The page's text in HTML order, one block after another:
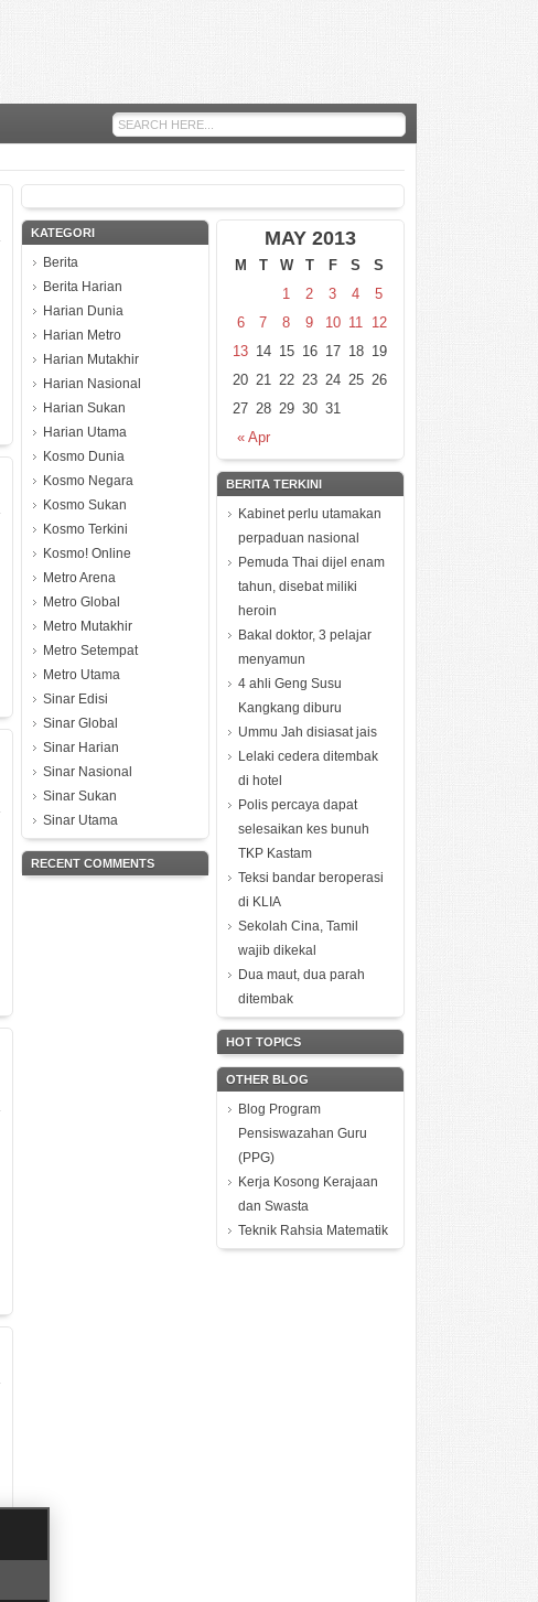
KATEGORI
Berita
Berita Harian
Harian Dunia
Harian Metro
Harian Mutakhir
Harian Nasional
Harian Sukan
Harian Utama
Kosmo Dunia
Kosmo Negara
Kosmo Sukan
Kosmo Terkini
Kosmo! Online
Metro Arena
Metro Global
Metro Mutakhir
Metro Setempat
Metro Utama
Sinar Edisi
Sinar Global
Sinar Harian
Sinar Nasional
Sinar Sukan
Sinar Utama
RECENT COMMENTS
MAY 2013
M T W T F S S
« Apr
1 2 3 4
5
6
7 8 9 10 11 12
13 14 15 16 17 18 19
20 21 22 23 24 25 26
27 28 29 30 31
BERITA TERKINI
Kabinet perlu utamakan
perpaduan nasional
Pemuda Thai dijel enam
tahun, disebat miliki
heroin
Bakal doktor, 3 pelajar
menyamun
4 ahli Geng Susu
Kangkang diburu
Ummu Jah disiasat jais
Lelaki cedera ditembak
di hotel
Polis percaya dapat
selesaikan kes bunuh
TKP Kastam
Teksi bandar beroperasi
di KLIA
Sekolah Cina, Tamil
wajib dikekal
Dua maut, dua parah
ditembak
HOT TOPICS
OTHER BLOG
Blog Program
Pensiswazahan Guru
(PPG)
Kerja Kosong Kerajaan
dan Swasta
Teknik Rahsia Matematik